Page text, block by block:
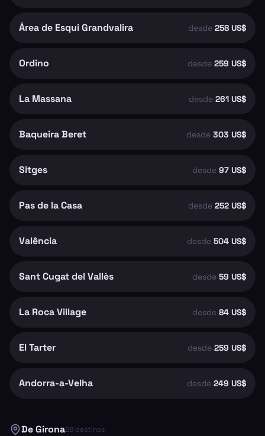
Área de Esqui Grandvalira desde 258 US$
Ordino desde 259 US$
La Massana desde 261 US$
Baqueira Beret desde 303 US$
Sitges desde 97 US$
Pas de la Casa desde 252 US$
Valência desde 504 US$
Sant Cugat del Vallès desde 59 US$
La Roca Village desde 84 US$
El Tarter desde 259 US$
Andorra-a-Velha desde 249 US$
DeGirona29 destinos